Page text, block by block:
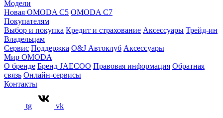
Модели
Новая OMODA C5 OMODA C7
Покупателям
Выбор и покупка Кредит и страхование Аксессуары Трейд-ин
Владельцам
Сервис Поддержка O&J Автоклуб Аксессуары
Мир OMODA
О бренде Бренд JAECOO Правовая информация Обратная
связь Онлайн-сервисы
Контакты
tg vk